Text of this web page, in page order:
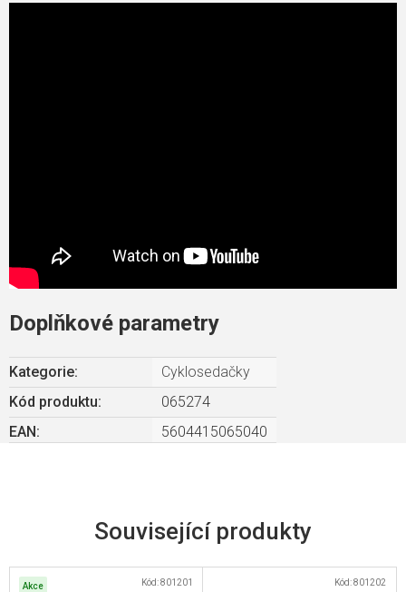
Související produkty
Akce Kód:801201 Kód:801202
Doplňkové parametry
Kategorie:
Cyklosedačky
Kód produktu:
065274
EAN: 5604415065040